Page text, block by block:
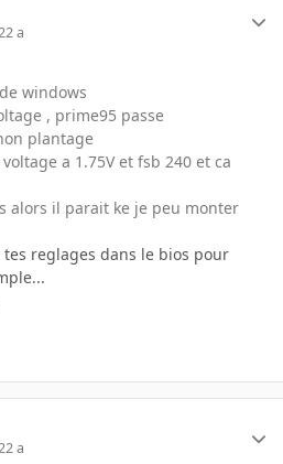
a
windows
, prime95 passe
plantage
a 1.75V et fsb 240 et ca
alors il parait ke je peu monter
reglages dans le bios pour
a